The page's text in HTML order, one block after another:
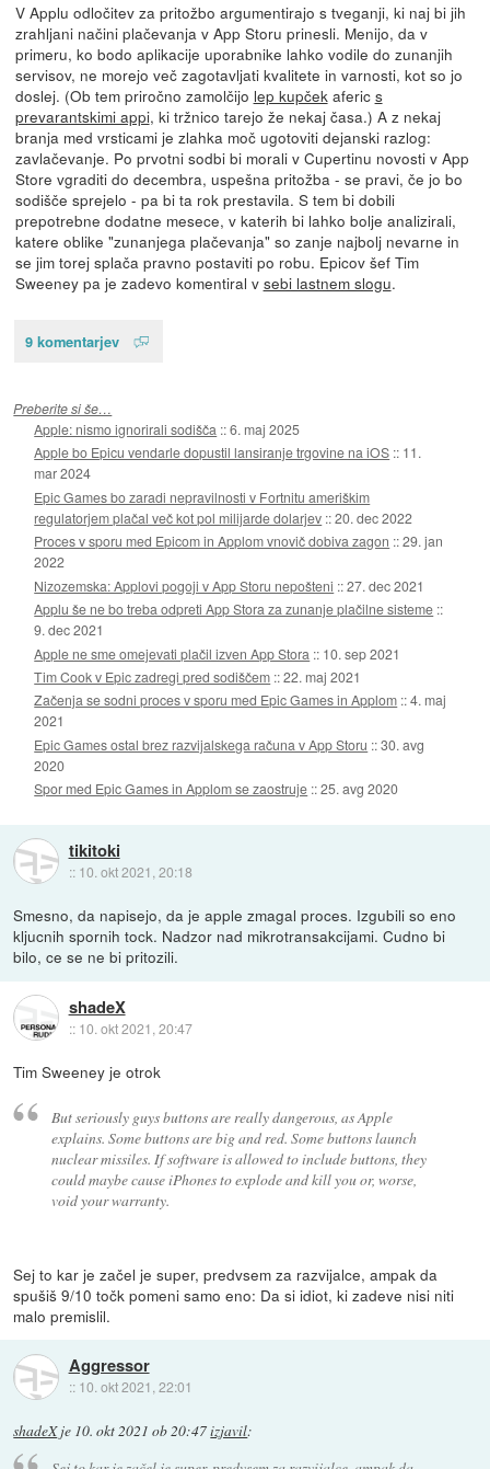
V Applu odločitev za pritožbo argumentirajo s tveganji, ki naj bi jih
zrahljani načini plačevanja v App Storu prinesli. Menijo, da v
primeru, ko bodo aplikacije uporabnike lahko vodile do zunanjih
servisov, ne morejo več zagotavljati kvalitete in varnosti, kot so jo
doslej. (Ob tem priročno zamolčijo lep kupčekaferic s
prevarantskimi appi, ki tržnico tarejo že nekaj časa.) A z nekaj
branja med vrsticami je zlahka moč ugotoviti dejanski razlog:
zavlačevanje. Po prvotni sodbi bi morali v Cupertinu novosti v App
Store vgraditi do decembra, uspešna pritožba - se pravi, če jo bo
sodišče sprejelo - pa bi ta rok prestavila. S tem bi dobili
prepotrebne dodatne mesece, v katerih bi lahko bolje analizirali,
katere oblike "zunanjega plačevanja" so zanje najbolj nevarne in
se jim torej splača pravno postaviti po robu. Epicov šef Tim
Sweeney pa je zadevo komentiral v sebi lastnem slogu.
9 komentarjev
Preberite si še…
Apple: nismo ignorirali sodišča ::6. maj 2025
Apple bo Epicu vendarle dopustil lansiranje trgovine na iOS :: 11.
mar 2024
Epic Games bo zaradi nepravilnosti v Fortnitu ameriškim
regulatorjem plačal več kot pol milijarde dolarjev ::20. dec 2022
Proces v sporu med Epicom in Applom vnovič dobiva zagon ::29. jan
2022
Nizozemska: Applovi pogoji v App Storu nepošteni ::27. dec 2021
Applu še ne bo treba odpreti App Stora za zunanje plačilne sisteme ::
9. dec 2021
Apple ne sme omejevati plačil izven App Stora :: 10. sep 2021
Tim Cook v Epic zadregi pred sodiščem ::22. maj 2021
Začenja se sodni proces v sporu med Epic Games in Applom ::4. maj
2021
Epic Games ostal brez razvijalskega računa v App Storu ::30. avg
2020
Spor med Epic Games in Applom se zaostruje ::25. avg 2020
tikitoki
:: 10. okt 2021, 20:18
Smesno, da napisejo, da je apple zmagal proces. Izgubili so eno
kljucnih spornih tock. Nadzor nad mikrotransakcijami. Cudno bi
bilo, ce se ne bi pritozili.
shadeX
:: 10. okt 2021, 20:47
Tim Sweeney je otrok
But seriously guys buttons are really dangerous, as Apple
explains. Some buttons are big and red. Some buttons launch
nuclear missiles. If software is allowed to include buttons, they
could maybe cause iPhones to explode and kill you or, worse,
void your warranty.
Sej to kar je začel je super, predvsem za razvijalce, ampak da
spušiš 9/10 točk pomeni samo eno: Da si idiot, ki zadeve nisi niti
malo premislil.
Aggressor
:: 10. okt 2021, 22:01
shadeXje 10. okt 2021 ob 20:47izjavil: